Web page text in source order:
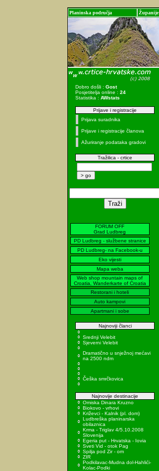
Planinska područja Županije
Dobro došli : Gost
Posjetitelja online : 24
Statistika : AWstats
Prijave i registracije
Prijava suradnika
Prijave i registracije članova
Ažuriranje podataka gradovi
Tražilica - crtice
FORUM OFF
Grad Ludbreg
PD Ludbreg - službene stranice
PD Ludbreg- na Facebook-u
Eko vijesti
Mapa weba
Web shop mountain maps of
Croatia, Wanderkarte of Croatia
Restorani i hoteli
Auto kampovi
Apartmani i sobe
Najnoviji članci
Srednji Velebit
Sjeverni Velebit
Dramatično u snježnoj mećavi
na 2500 ndm
Češka smrčkovica
Najnovije destinacije
Omiska Dinara Kruzno
Biokovo - vrhovi
Križevci - Kalnik (pl. dom)
Ludbreška planinarska
obilaznica
Krma - Triglav 4/5.10.2008
Slovenija
Egeria put - Hrvatska - Iovia
Sveti Vid - otok Pag
Spilja pod Zir - om
ZIR
Podkilavac-Mudna dol-Hahlići-
Kolac-Podki